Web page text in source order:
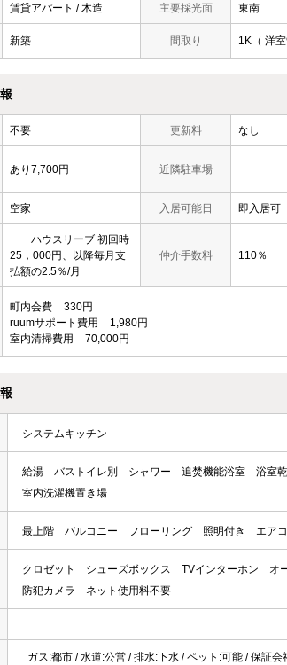
賃貸アパート / 木造 主要採光面 東南
新築 間取り 1K（ 洋室
不要 更新料 なし
あり7,700円 近隣駐車場
空家 入居可能日 即入居可
ハウスリーブ 初回時
25，000円、以降毎月支
払額の2.5％/月
仲介手数料 110％
町内会費
330円
ruumサポート費用
1,980円
室内清掃費用
70,000円
システムキッチン
給湯 バストイレ別 シャワー 追焚機能浴室 浴室
室内洗濯機置き場
最上階 バルコニー フローリング 照明付き エア
クロゼット シューズボックス TVインターホン オ
防犯カメラ
ネット使用料不要
ガス:都市 / 水道:公営 / 排水:下水 / ペット:可能 / 保証会